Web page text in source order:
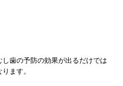
歯の予防の効果が出るだけでは
ます。